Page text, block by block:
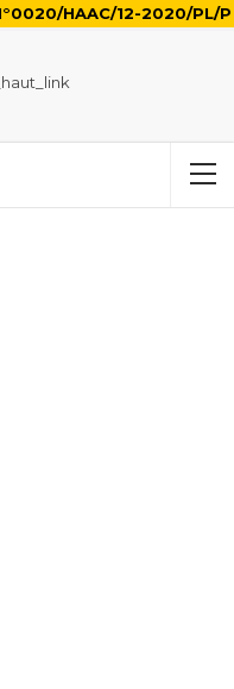
HAAC/12-2020/PL/P